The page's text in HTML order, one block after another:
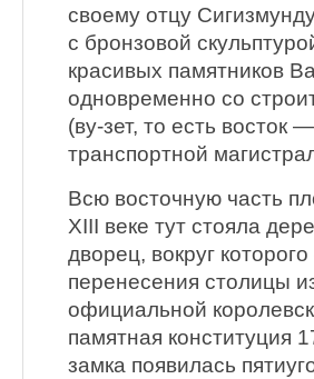
своему отцу
с бронзовой
красивых памятников
одновременно со
(ву-зет, то есть восток
транспортной
Всю восточную часть
XIII веке тут стояла
дворец, вокруг
перенесения столицы
официальной
памятная конституция
замка появилась